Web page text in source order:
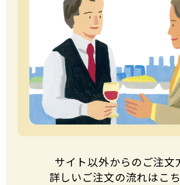
サイト以外からのご注⽂
詳しいご注⽂の流れはこ